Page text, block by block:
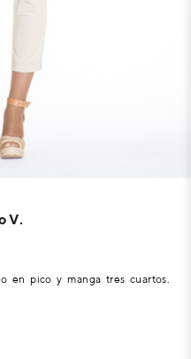
V.
en pico y manga tres cuartos.